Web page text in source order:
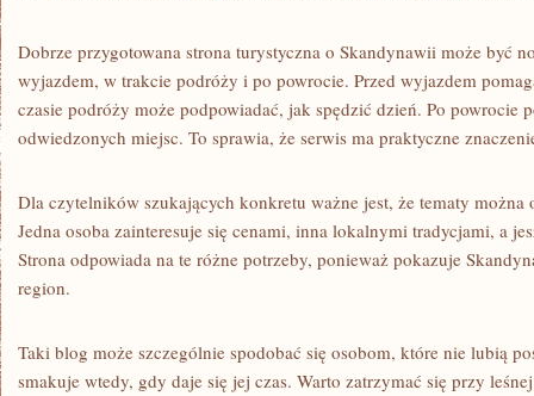
Dobrze przygotowana strona turystyczna o Skandynawii może być
wyjazdem, w trakcie podróży i po powrocie. Przed wyjazdem
czasie podróży może podpowiadać, jak spędzić dzień. Po powrocie
odwiedzonych miejsc. To sprawia, że serwis ma praktyczne
Dla czytelników szukających konkretu ważne jest, że tematy
Jedna osoba zainteresuje się cenami, inna lokalnymi tradycjami, a
Strona odpowiada na te różne potrzeby, ponieważ pokazuje
region.
Taki blog może szczególnie spodobać się osobom, które nie lubią
smakuje wtedy, gdy daje się jej czas. Warto zatrzymać się przy